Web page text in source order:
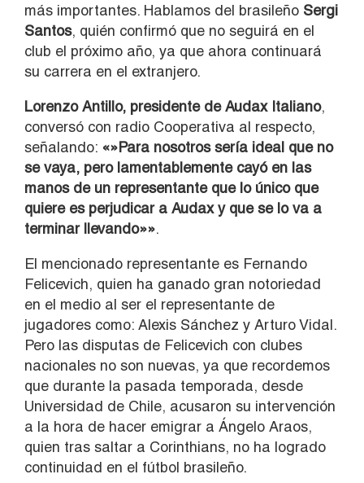
más importantes. Hablamos del brasileño Sergi
Santos, quién confirmó que no seguirá en el
club el próximo año, ya que ahora continuará
su carrera en el extranjero.
Lorenzo Antillo, presidente de Audax Italiano,
conversó con radio Cooperativa al respecto,
señalando: «»Para nosotros sería ideal que no
se vaya, pero lamentablemente cayó en las
manos de un representante que lo único que
quiere es perjudicar a Audax y que se lo va a
terminar llevando»».
El mencionado representante es Fernando
Felicevich, quien ha ganado gran notoriedad
en el medio al ser el representante de
jugadores como: Alexis Sánchez y Arturo Vidal.
Pero las disputas de Felicevich con clubes
nacionales no son nuevas, ya que recordemos
que durante la pasada temporada, desde
Universidad de Chile, acusaron su intervención
a la hora de hacer emigrar a Ángelo Araos,
quien tras saltar a Corinthians, no ha logrado
continuidad en el fútbol brasileño.